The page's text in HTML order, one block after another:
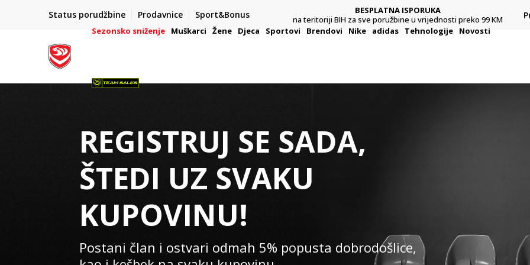
Status porudžbine Prodavnice Sport&Bonus
BESPLATNA ISPORUKA
na teritoriji BIH za sve poružbine u vrijednosti preko 99 KM
Platite karticom online i preuzmite u prodavnici po vašem
izboru
Sezonsko sniženje Muškarci Žene Djeca Sportovi Brendovi Nike adidas Tehnologije Novosti
REGISTRUJ SE SADA,
ŠTEDI UZ SVAKU
KUPOVINU!
Postani član i ostvari odmah 5% popusta dobrodošlice,